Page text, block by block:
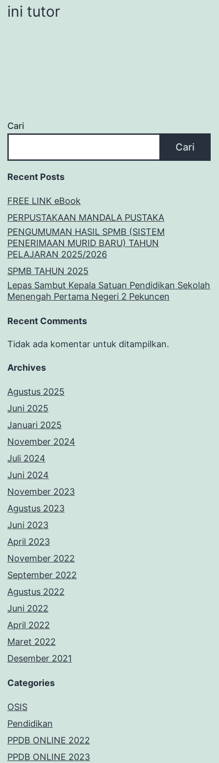
ini tutor
Cari
Cari
Recent Posts
FREE LINK eBook
PERPUSTAKAAN MANDALA PUSTAKA
PENGUMUMAN HASIL SPMB (SISTEM
PENERIMAAN MURID BARU) TAHUN
PELAJARAN 2025/2026
SPMB TAHUN 2025
Lepas Sambut Kepala Satuan Pendidikan Sekolah
Menengah Pertama Negeri 2 Pekuncen
Recent Comments
Tidak ada komentar untuk ditampilkan.
Archives
Agustus 2025
Juni 2025
Januari 2025
November 2024
Juli 2024
Juni 2024
November 2023
Agustus 2023
Juni 2023
April 2023
November 2022
September 2022
Agustus 2022
Juni 2022
April 2022
Maret 2022
Desember 2021
Categories
OSIS
Pendidikan
PPDB ONLINE 2022
PPDB ONLINE 2023